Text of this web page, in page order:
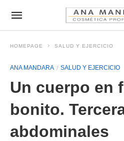
HOMEPAGE SALUD Y EJERCICIO
ANA MANDARA SALUD Y EJERCICIO
Un cuerpo en
bonito.
abdominales